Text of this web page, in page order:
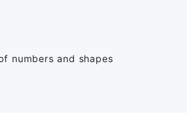
numbers and shapes